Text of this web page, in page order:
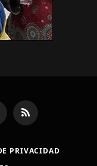
RSS
PRIVACIDAD